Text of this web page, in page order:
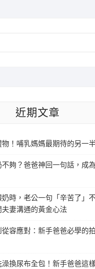
近期文章
！哺乳媽媽最期待的另一
夠？爸爸神回一句話，成
時，老公一句「辛苦了」
妻溝通的黃金心法
容應對：新手爸爸必學的
換尿布全包！新手爸爸這